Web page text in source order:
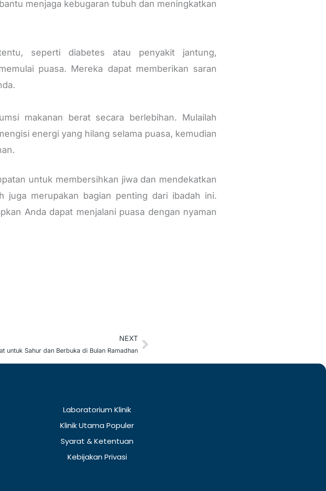
menjaga kebugaran tubuh dan meningkatkan
seperti diabetes atau penyakit jantung,
puasa. Mereka dapat memberikan saran
makanan berat secara berlebihan. Mulailah
energi yang hilang selama puasa, kemudian
untuk membersihkan jiwa dan mendekatkan
juga merupakan bagian penting dari ibadah ini.
Anda dapat menjalani puasa dengan nyaman
NEXT
untuk Sahur dan Berbuka di Bulan RamadhanNext
Laboratorium Klinik
Klinik Utama Populer
Syarat & Ketentuan
Kebijakan Privasi